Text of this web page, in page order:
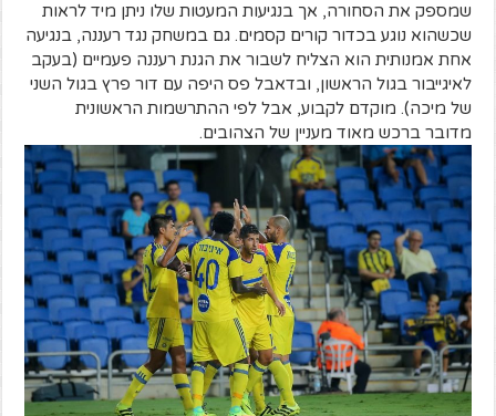
שמספק את הסחורה, אך בנגיעות המעטות שלו ניתן מיד לראות
שכשהוא נוגע בכדור קורים קסמים. גם במשחק נגד רעננה, בנגיעה
אחת אמנותית הוא הצליח לשבור את הגנת רעננה פעמיים (בעקב
לאיגייבור בגול הראשון, ובדאבל פס היפה עם דור פרץ בגול השני
של מיכה). מוקדם לקבוע, אבל לפי ההתרשמות הראשונית
מדובר ברכש מאוד מעניין של הצהובים.